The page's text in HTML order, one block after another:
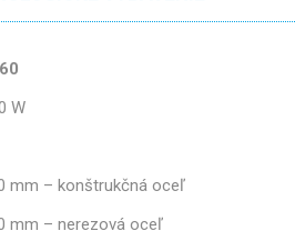
W
mm – konštrukčná oceľ
mm – nerezová oceľ